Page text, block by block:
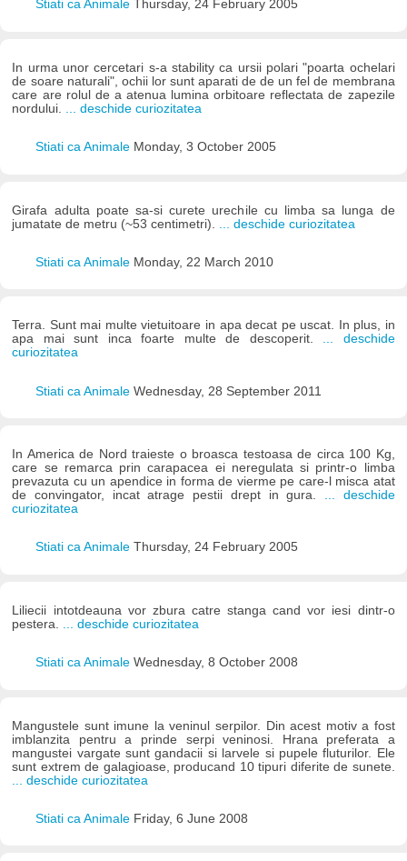
Stiati ca Animale Thursday, 24 February 2005
In urma unor cercetari s-a stability ca ursii polari "poarta ochelari
de soare naturali", ochii lor sunt aparati de de un fel de membrana
care are rolul de a atenua lumina orbitoare reflectata de zapezile
nordului.
... deschide curiozitatea
Stiati ca Animale Monday, 3 October 2005
Girafa adulta poate sa-si curete urechile cu limba sa lunga de
jumatate de metru (~53 centimetri).
... deschide curiozitatea
Stiati ca Animale Monday, 22 March 2010
Terra. Sunt mai multe vietuitoare in apa decat pe uscat. In plus, in
apa mai sunt inca foarte multe de descoperit. ... deschide
curiozitatea
Stiati ca Animale Wednesday, 28 September 2011
In America de Nord traieste o broasca testoasa de circa 100 Kg,
care se remarca prin carapacea ei neregulata si printr-o limba
prevazuta cu un apendice in forma de vierme pe care-l misca atat
de convingator, incat atrage pestii drept in gura. ... deschide
curiozitatea
Stiati ca Animale Thursday, 24 February 2005
Liliecii intotdeauna vor zbura catre stanga cand vor iesi dintr-o
pestera.
... deschide curiozitatea
Stiati ca Animale Wednesday, 8 October 2008
Mangustele sunt imune la veninul serpilor. Din acest motiv a fost
imblanzita pentru a prinde serpi veninosi. Hrana preferata a
mangustei vargate sunt gandacii si larvele si pupele fluturilor. Ele
sunt extrem de galagioase, producand 10 tipuri diferite de sunete.
... deschide curiozitatea
Stiati ca Animale Friday, 6 June 2008